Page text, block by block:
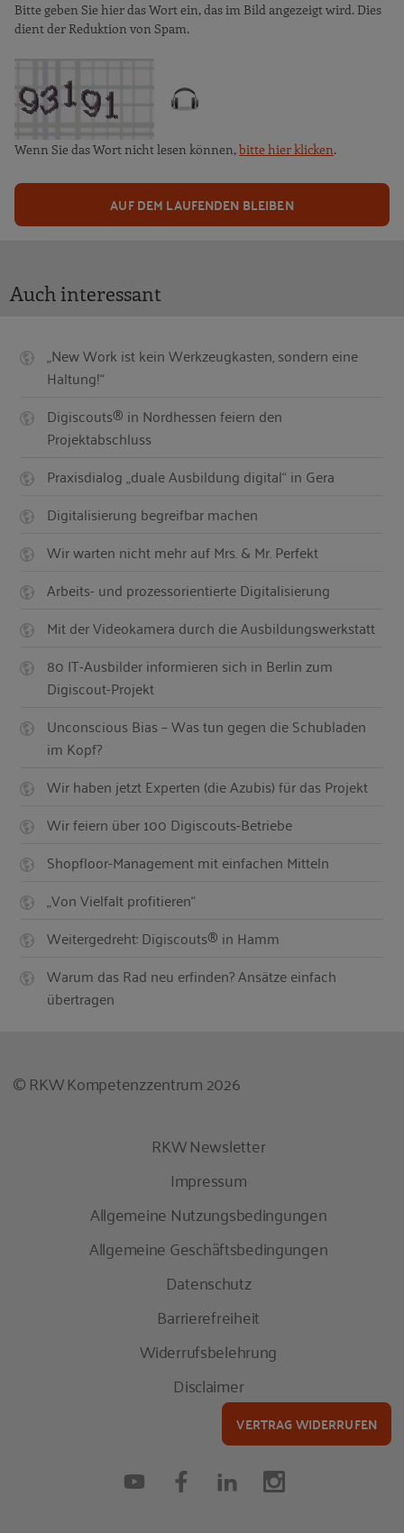
Bitte geben Sie hier das Wort ein, das im Bild angezeigt wird. Dies
dient der Reduktion von Spam.
Wenn Sie das Wort nicht lesen können,bitte hier klicken.
AUF DEM LAUFENDEN BLEIBEN
Auch interessant
„New Work ist kein Werkzeugkasten, sondern eine
Haltung!“
Digiscouts® in Nordhessen feiern den
Projektabschluss
Praxisdialog „duale Ausbildung digital“ in Gera
Digitalisierung begreifbar machen
Wir warten nicht mehr auf Mrs. & Mr. Perfekt
Arbeits- und prozessorientierte Digitalisierung
Mit der Videokamera durch die Ausbildungswerkstatt
80 IT-Ausbilder informieren sich in Berlin zum
Digiscout-Projekt
Unconscious Bias – Was tun gegen die Schubladen
im Kopf?
Wir haben jetzt Experten (die Azubis) für das Projekt
Wir feiern über 100 Digiscouts-Betriebe
Shopfloor-Management mit einfachen Mitteln
„Von Vielfalt profitieren“
Weitergedreht: Digiscouts® in Hamm
Warum das Rad neu erfinden? Ansätze einfach
übertragen
© RKW Kompetenzzentrum 2026
RKW Newsletter
Impressum
Allgemeine Nutzungsbedingungen
Allgemeine Geschäftsbedingungen
Datenschutz
Barrierefreiheit
Widerrufsbelehrung
Disclaimer
VERTRAG WIDERRUFEN